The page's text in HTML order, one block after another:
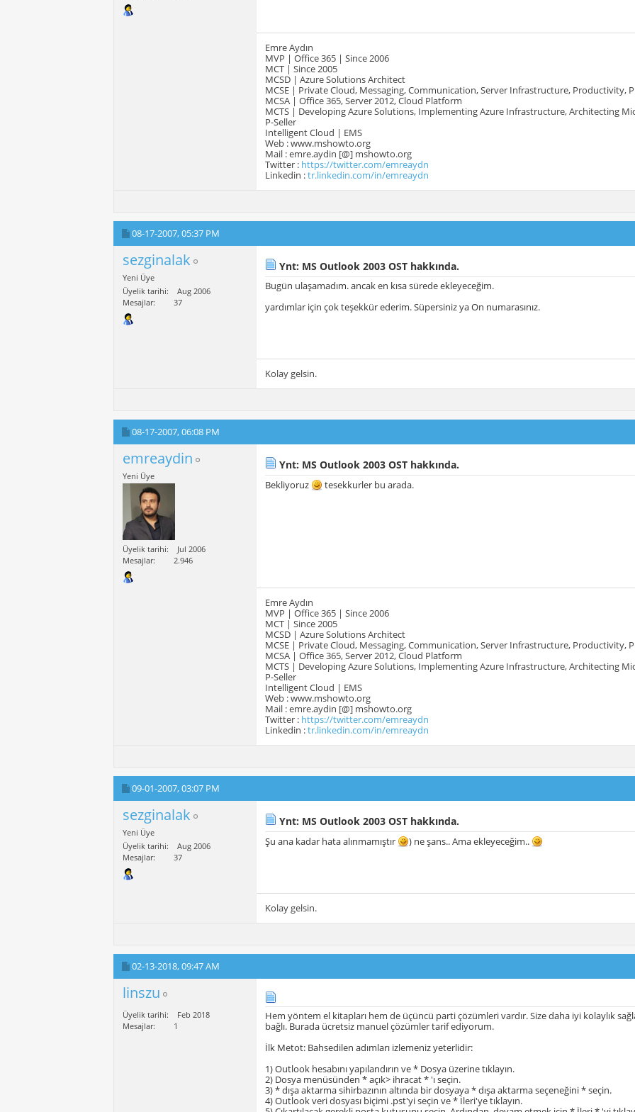
Emre Aydın
MVP | Office 365 | Since 2006
MCT | Since 2005
MCSD | Azure Solutions Architect
MCSE | Private Cloud, Messaging, Communication, Server Infrastructure, Productivity,
MCSA | Office 365, Server 2012, Cloud Platform
MCTS | Developing Azure Solutions, Implementing Azure Infrastructure, Architecting
P-Seller
Intelligent Cloud | EMS
Web : www.mshowto.org
Mail : emre.aydin [@] mshowto.org
Twitter : https://twitter.com/emreaydn
Linkedin :tr.linkedin.com/in/emreaydn
08-17-2007,05:37 PM
sezginalak
Yeni Üye
Üyelik tarihi
Aug 2006
Mesajlar
37
Ynt: MS Outlook 2003 OST hakkında.
Bugün ulaşamadım. ancak en kısa sürede ekleyeceğim.
yardımlar için çok teşekkür ederim. Süpersiniz ya On numarasınız.
Kolay gelsin.
08-17-2007,06:08 PM
emreaydin
Yeni Üye
Üyelik tarihi
Jul 2006
Mesajlar
2.946
Ynt: MS Outlook 2003 OST hakkında.
Bekliyoruz tesekkurler bu arada.
Emre Aydın
MVP | Office 365 | Since 2006
MCT | Since 2005
MCSD | Azure Solutions Architect
MCSE | Private Cloud, Messaging, Communication, Server Infrastructure, Productivity,
MCSA | Office 365, Server 2012, Cloud Platform
MCTS | Developing Azure Solutions, Implementing Azure Infrastructure, Architecting
P-Seller
Intelligent Cloud | EMS
Web : www.mshowto.org
Mail : emre.aydin [@] mshowto.org
Twitter : https://twitter.com/emreaydn
Linkedin :tr.linkedin.com/in/emreaydn
09-01-2007,03:07 PM
sezginalak
Yeni Üye
Üyelik tarihi
Aug 2006
Mesajlar
37
Ynt: MS Outlook 2003 OST hakkında.
Şu ana kadar hata alınmamıştır ) ne şans.. Ama ekleyeceğim..
Kolay gelsin.
02-13-2018,09:47 AM
linszu
Üyelik tarihi
Feb 2018
Mesajlar
1
Hem yöntem el kitapları hem de üçüncü parti çözümleri vardır. Size daha iyi kolaylık
bağlı. Burada ücretsiz manuel çözümler tarif ediyorum.
İlk Metot: Bahsedilen adımları izlemeniz yeterlidir:
1) Outlook hesabını yapılandırın ve * Dosya üzerine tıklayın.
2) Dosya menüsünden * açık> ihracat * 'ı seçin.
3) * dışa aktarma sihirbazının altında bir dosyaya * dışa aktarma seçeneğini * seçin.
4) Outlook veri dosyası biçimi .pst'yi seçin ve * İleri'ye tıklayın.